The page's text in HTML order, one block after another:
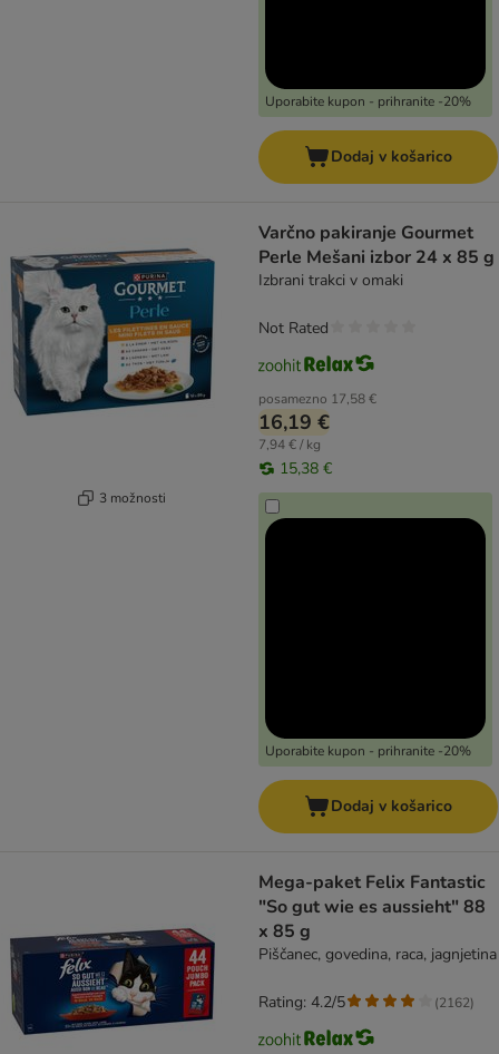
Uporabite kupon - prihranite -20%
Dodaj v košarico
3 možnosti
Varčno pakiranje Gourmet
Perle Mešani izbor 24 x 85 g
Izbrani trakci v omaki
posamezno 17,58 €
16,19 €
7,94 € / kg
15,38 €
Uporabite kupon - prihranite -20%
Not Rated
Dodaj v košarico
Mega-paket Felix Fantastic
"So gut wie es aussieht" 88
x 85 g
Piščanec, govedina, raca, jagnjetina
Rating: 4.2/5 (2162)